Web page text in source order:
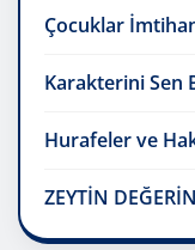
Çocuklar
Karakterini Sen
Hurafeler ve
ZEYTİN